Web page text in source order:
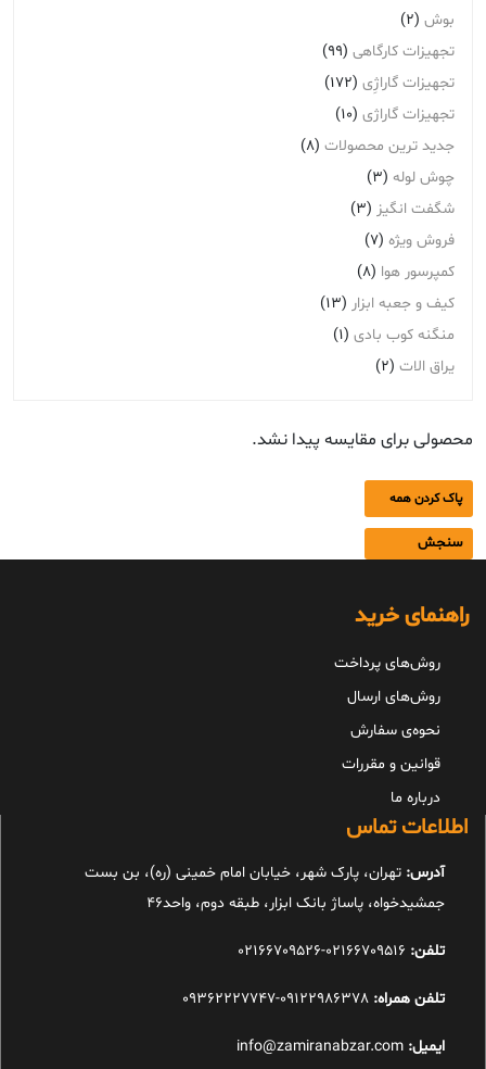
بوش (2)
تجهیزات کارگاهی (99)
تجهیزات گاراژِی (172)
تجهیزات گاراژی (10)
جدید ترین محصولات (8)
چوش لوله (3)
شگفت انگیز (3)
فروش ویژه (7)
کمپرسور هوا (8)
کیف و جعبه ابزار (13)
منگنه کوب بادی (1)
یراق الات (2)
محصولی برای مقایسه پیدا نشد.
پاک کردن همه
سنجش
راهنمای خرید
روش‌های پرداخت
روش‌های ارسال
نحوه‌ی سفارش
قوانین و مقررات
درباره ما
اطلاعات تماس
آدرس: تهران، پارک شهر، خیابان امام خمینی (ره)، بن بست
جمشیدخواه، پاساژ بانک ابزار، طبقه دوم، واحد46
تلفن:
تلفن همراه: 09122986378-09362227747
ایمیل: